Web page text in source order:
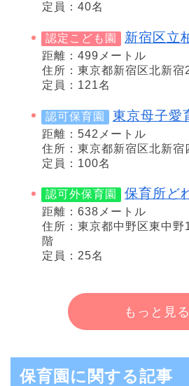
定員：40名
認定こども園 新宿区立
距離：499メートル
住所：東京都新宿区北新宿
定員：121名
認可保育園 東京母子愛
距離：542メートル
住所：東京都新宿区北新
定員：100名
認可外保育園 保育所ど
距離：638メートル
住所：東京都中野区東中
階
定員：25名
もっと見る
保育園に関する記事